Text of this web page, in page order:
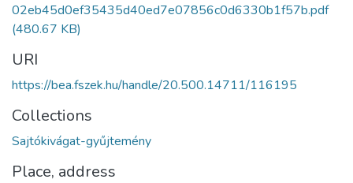
02eb45d0ef35435d40ed7e07856c0d6330b1f57b.pdf
(480.67 KB)
URI
https://bea.fszek.hu/handle/20.500.14711/116195
Collections
Sajtókivágat-gyűjtemény
Place, address